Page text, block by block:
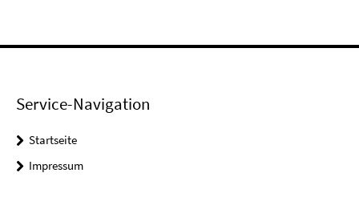
Service-Navigation
Startseite
Impressum